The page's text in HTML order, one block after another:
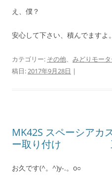
え、僕？
安心して下さい、積んでますよ。
カテゴリー: その他、 みどりモー
稿日:2017年9月28日 |
MK42S スペーシア
ー取り付け
お久です(^。^)y-.。o○